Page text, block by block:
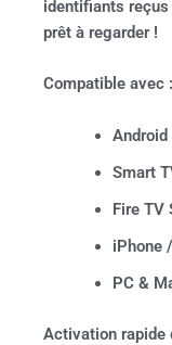
identifiants
prêt à regarder !
Compatible avec :
Android
Smart
Fire TV
iPhone
PC &
Activation rapide